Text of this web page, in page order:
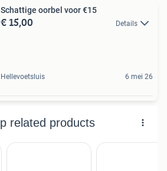
Schattige oorbel voor €15
€ 15,00 Details
Hellevoetsluis 6 mei 26